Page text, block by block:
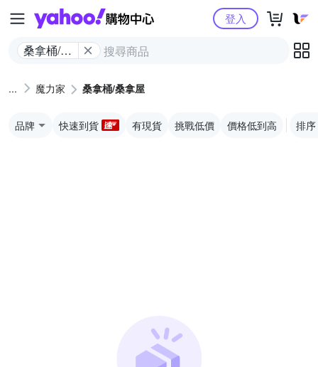
Yahoo購物中心
桑拿桶/桑
登入
魔力家 桑拿桶/桑拿屋
品牌 快速到貨 有現貨 挑戰低價 價格低到高 排序